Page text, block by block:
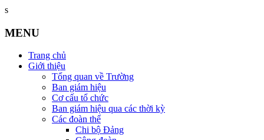
s
MENU
Trang chủ
Giới thiệu
Tổng quan về Trường
Ban giám hiệu
Cơ cấu tổ chức
Ban giám hiệu qua các thời kỳ
Các đoàn thể
Chi bộ Đảng